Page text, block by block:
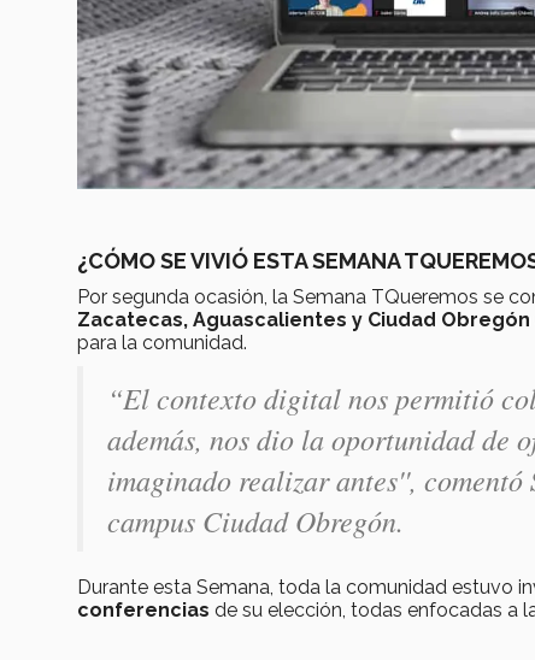
¿CÓMO SE VIVIÓ ESTA SEMANA
Por segunda ocasión, la Semana TQueremos se
Zacatecas, Aguascalientes y Ciudad Obregón
para la comunidad.
“El contexto digital nos permitió
además, nos dio la oportunidad de
imaginado realizar antes'', comentó
campus Ciudad Obregón.
Durante esta Semana, toda la comunidad estuvo
conferencias de su elección, todas enfocadas a